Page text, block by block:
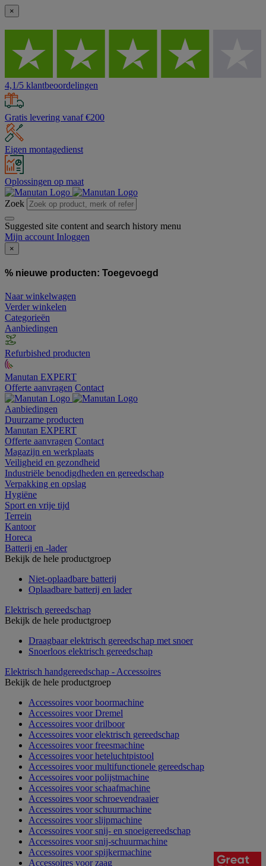
×
4,1/5 klantbeoordelingen
Gratis levering vanaf €200
Eigen montagedienst
Oplossingen op maat
Zoek
Suggested site content and search history menu
Mijn account Inloggen
×
% nieuwe producten: Toegevoegd
Naar winkelwagen
Verder winkelen
Categorieën
Aanbiedingen
Refurbished producten
Manutan EXPERT
Offerte aanvragen Contact
Aanbiedingen
Duurzame producten
Manutan EXPERT
Offerte aanvragen Contact
Magazijn en werkplaats
Veiligheid en gezondheid
Industriële benodigdheden en gereedschap
Verpakking en opslag
Hygiëne
Sport en vrije tijd
Terrein
Kantoor
Horeca
Batterij en -lader
Bekijk de hele productgroep
Niet-oplaadbare batterij
Oplaadbare batterij en lader
Elektrisch gereedschap
Bekijk de hele productgroep
Draagbaar elektrisch gereedschap met snoer
Snoerloos elektrisch gereedschap
Elektrisch handgereedschap - Accessoires
Bekijk de hele productgroep
Accessoires voor boormachine
Accessoires voor Dremel
Accessoires voor drilboor
Accessoires voor elektrisch gereedschap
Accessoires voor freesmachine
Accessoires voor heteluchtpistool
Accessoires voor multifunctionele gereedschap
Accessoires voor polijstmachine
Accessoires voor schaafmachine
Accessoires voor schroevendraaier
Accessoires voor schuurmachine
Accessoires voor slijpmachine
Accessoires voor snij- en snoeigereedschap
Accessoires voor snij-schuurmachine
Accessoires voor spijkermachine
Accessoires voor zaag